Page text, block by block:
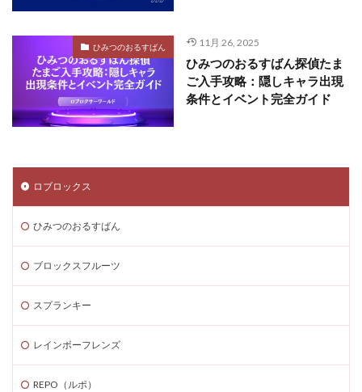
ひみつのおるすばん 11月 26, 2025
ひみつのおるすばん探偵たま
ご入手攻略：隠しキャラ出現
条件とイベント完全ガイド​
ロブロックス
ひみつのおるすばん
ブロックスフルーツ
スプランキー
レインボーフレンズ
REPO（ルポ）